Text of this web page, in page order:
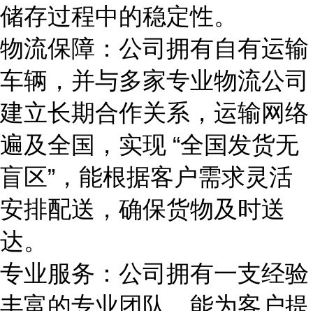
储存过程中的稳定性。
物流保障：公司拥有自有运输
车辆，并与多家专业物流公司
建立长期合作关系，运输网络
遍及全国，实现 “全国发货无
盲区”，能根据客户需求灵活
安排配送，确保货物及时送
达。
专业服务：公司拥有一支经验
丰富的专业团队，能为客户提